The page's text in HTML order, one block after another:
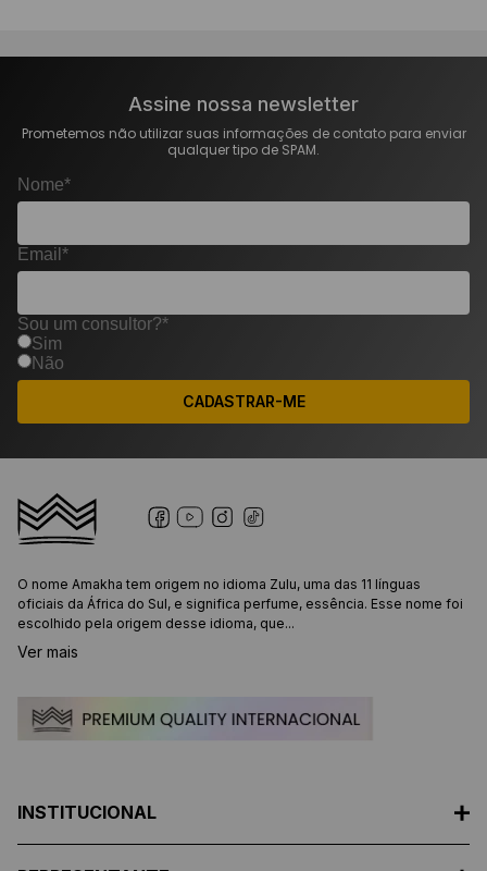
Assine nossa newsletter
Prometemos não utilizar suas informações de contato para enviar
qualquer tipo de SPAM.
Nome*
Email*
Sou um consultor?*
Sim
Não
CADASTRAR-ME
O nome Amakha tem origem no idioma Zulu, uma das 11 línguas
oficiais da África do Sul, e significa perfume, essência. Esse nome foi
escolhido pela origem desse idioma, que...
Ver mais
INSTITUCIONAL